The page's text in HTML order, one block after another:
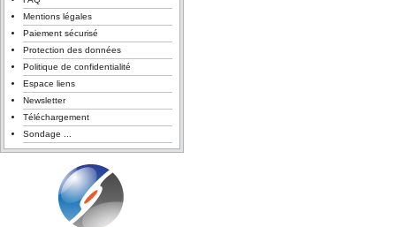
Mentions légales
Paiement sécurisé
Protection des données
Politique de confidentialité
Espace liens
Newsletter
Téléchargement
Sondage ...